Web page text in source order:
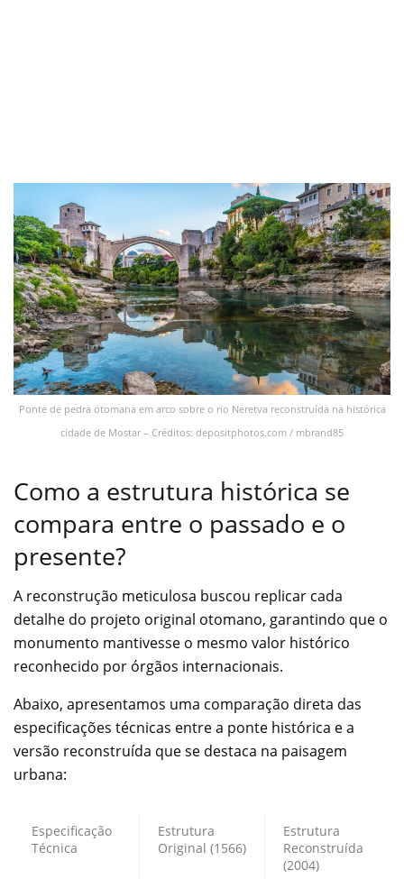
Ponte de pedra otomana em arco sobre o rio Neretva reconstruída na histórica
cidade de Mostar – Créditos: depositphotos.com / mbrand85
Como a estrutura histórica se
compara entre o passado e o
presente?
A reconstrução meticulosa buscou replicar cada
detalhe do projeto original otomano, garantindo que o
monumento mantivesse o mesmo valor histórico
reconhecido por órgãos internacionais.
Abaixo, apresentamos uma comparação direta das
especificações técnicas entre a ponte histórica e a
versão reconstruída que se destaca na paisagem
urbana:
Especificação
Técnica
Estrutura
Original (1566)
Estrutura
Reconstruída
(2004)